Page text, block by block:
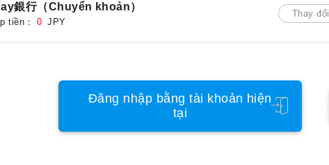
銀行（Chuyển khoản）
tiền： 0 JPY
Thay đổi
Đăng nhập bằng tài khoản hiện
tại